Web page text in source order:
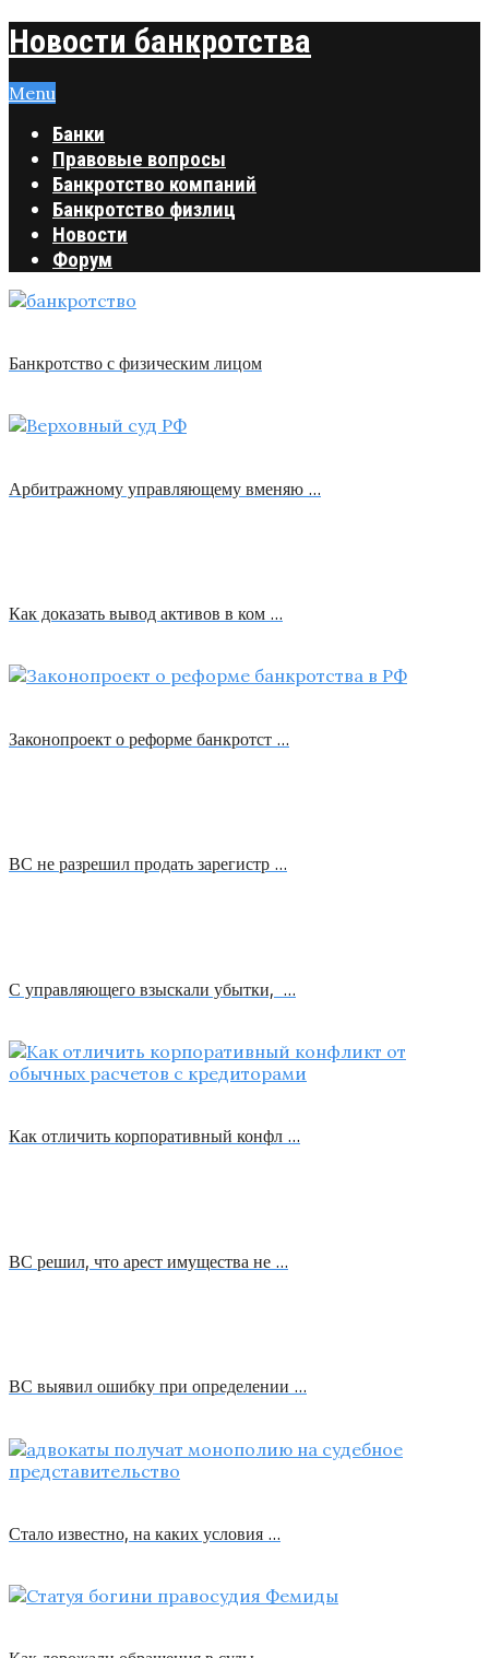
Новости банкротства
Menu
Банки
Правовые вопросы
Банкротство компаний
Банкротство физлиц
Новости
Форум
Банкротство с физическим лицом
Арбитражному управляющему вменяю …
Как доказать вывод активов в ком …
Законопроект о реформе банкротст …
ВС не разрешил продать зарегистр …
С управляющего взыскали убытки, …
Как отличить корпоративный конфл …
ВС решил, что арест имущества не …
ВС выявил ошибку при определении …
Стало известно, на каких условия …